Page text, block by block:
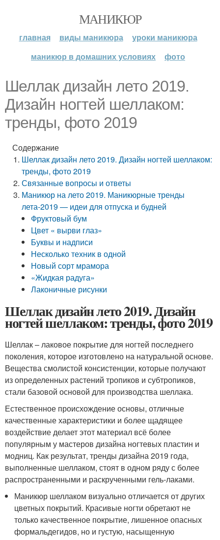
МАНИКЮР
главная виды маникюра
уроки маникюра
маникюр в домашних условиях
фото
Шеллак дизайн лето 2019.
Дизайн ногтей шеллаком:
тренды, фото 2019
Содержание
Шеллак дизайн лето 2019. Дизайн ногтей шеллаком:
тренды, фото 2019
Связанные вопросы и ответы
Маникюр на лето 2019. Маникюрные тренды
лета-2019 — идеи для отпуска и будней
Фруктовый бум
Цвет « вырви глаз»
Буквы и надписи
Несколько техник в одной
Новый сорт мрамора
«Жидкая радуга»
Лаконичные рисунки
Шеллак дизайн лето 2019. Дизайн
ногтей шеллаком: тренды, фото 2019
Шеллак – лаковое покрытие для ногтей последнего
поколения, которое изготовлено на натуральной основе.
Вещества смолистой консистенции, которые получают
из определенных растений тропиков и субтропиков,
стали базовой основой для производства шеллака.
Естественное происхождение основы, отличные
качественные характеристики и более щадящее
воздействие делает этот материал всё более
популярным у мастеров дизайна ногтевых пластин и
модниц. Как результат, тренды дизайна 2019 года,
выполненные шеллаком, стоят в одном ряду с более
распространенными и раскрученными гель-лаками.
Маникюр шеллаком визуально отличается от других
цветных покрытий. Красивые ногти обретают не
только качественное покрытие, лишенное опасных
формальдегидов, но и густую, насыщенную